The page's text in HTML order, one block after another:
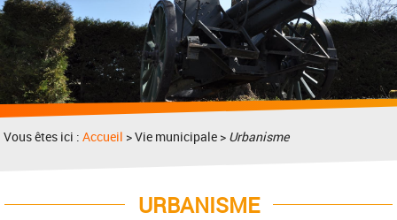
Vous êtes ici :Accueil > Vie municipale > Urbanisme
URBANISME